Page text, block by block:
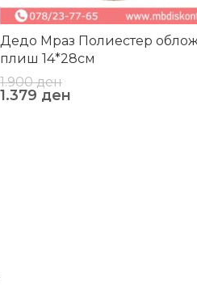
Дедо Мраз Полиестер
плиш 14*28см
1.900ден
1.379 ден